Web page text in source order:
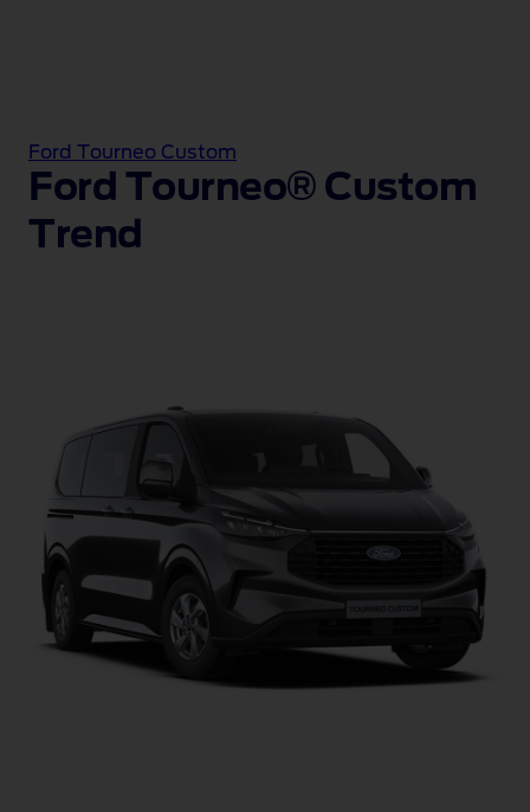
Ford Tourneo Custom
Ford Tourneo® Custom
Trend